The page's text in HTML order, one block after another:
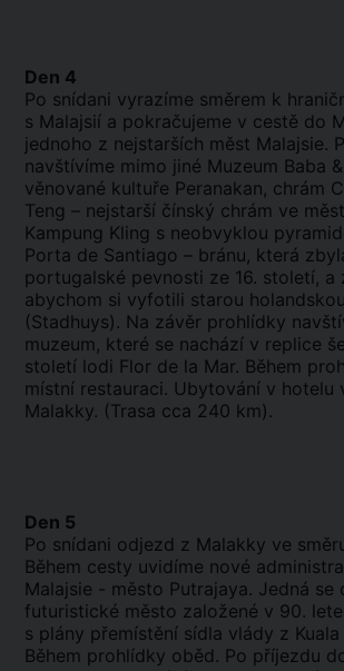
Den 4
Po snídani vyrazíme směrem k
s Malajsií a pokračujeme v cestě do
jednoho z nejstarších měst Malajsie.
navštívíme mimo jiné Muzeum Baba
věnované kultuře Peranakan, chrám
Teng – nejstarší čínský chrám ve
Kampung Kling s neobvyklou
Porta de Santiago – bránu, která
portugalské pevnosti ze 16. století, a
abychom si vyfotili starou
(Stadhuys). Na závěr prohlídky
muzeum, které se nachází v replice
století lodi Flor de la Mar. Během
místní restauraci. Ubytování v hotelu
Malakky. (Trasa cca 240 km).
Den 5
Po snídani odjezd z Malakky ve
Během cesty uvidíme nové
Malajsie - město Putrajaya. Jedná se
futuristické město založené v 90.
s plány přemístění sídla vlády z Kuala
Během prohlídky oběd. Po příjezdu